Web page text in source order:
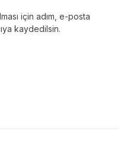
için adım, e-posta
kaydedilsin.